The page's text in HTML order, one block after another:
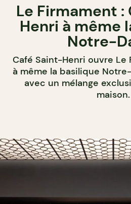
Le Firmament :
Henri à même
Notre-
Café Saint-Henri ouvre Le
à même la basilique
avec un mélange
maison.